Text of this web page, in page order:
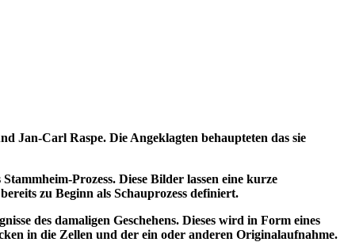
Jan-Carl Raspe. Die Angeklagten behaupteten das sie
Prozess. Diese Bilder lassen eine kurze
zu Beginn als Schauprozess definiert.
des damaligen Geschehens. Dieses wird in Form eines
in die Zellen und der ein oder anderen Originalaufnahme.